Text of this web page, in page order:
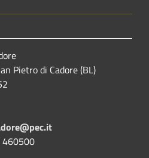
Pietro di Cadore (BL)
460500